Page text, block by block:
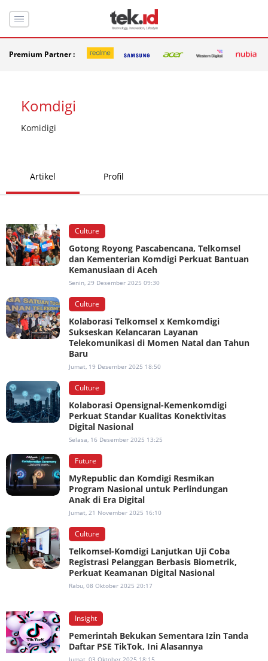
Premium Partner :
Komdigi
Komidigi
Artikel Profil
Culture
Gotong Royong Pascabencana, Telkomsel
dan Kementerian Komdigi Perkuat Bantuan
Kemanusiaan di Aceh
Senin, 29 Desember 2025 09:30
Culture
Kolaborasi Telkomsel x Kemkomdigi
Sukseskan Kelancaran Layanan
Telekomunikasi di Momen Natal dan Tahun
Baru
Jumat, 19 Desember 2025 18:50
Culture
Kolaborasi Opensignal-Kemenkomdigi
Perkuat Standar Kualitas Konektivitas
Digital Nasional
Selasa, 16 Desember 2025 13:25
Future
MyRepublic dan Komdigi Resmikan
Program Nasional untuk Perlindungan
Anak di Era Digital
Jumat, 21 November 2025 16:10
Culture
Telkomsel-Komdigi Lanjutkan Uji Coba
Registrasi Pelanggan Berbasis Biometrik,
Perkuat Keamanan Digital Nasional
Rabu, 08 Oktober 2025 20:17
Insight
Pemerintah Bekukan Sementara Izin Tanda
Daftar PSE TikTok, Ini Alasannya
Jumat, 03 Oktober 2025 18:15